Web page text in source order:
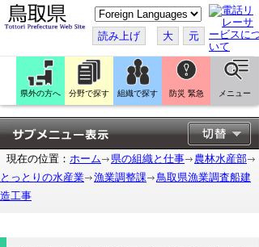
こ
の
ペ
ー
ジ
翻
訳
す
る
読み上げ 大 元
県外の方へ 分野で探す 組織で探す 防災 緊急 メニュー
現在の位置： ホーム 県の組織と仕事
農林水産部
とっとりの水産業
漁業調整課
鳥取県漁業調査船建
造工事